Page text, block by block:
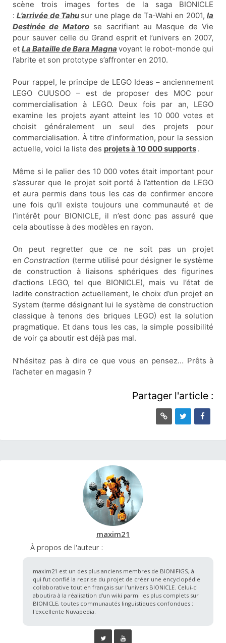
scène trois images fortes de la saga BIONICLE
:L’arrivée de Tahu sur une plage de Ta-Wahi en 2001,la
Destinée de Matorose sacrifiant au Masque de Vie
pour sauver celle du Grand esprit et l’univers en 2007,
et La Bataille de Bara Magna voyant le robot-monde qui
l’abrite et son prototype s’affronter en 2010.
Pour rappel, le principe de LEGO Ideas – anciennement
LEGO CUUSOO – est de proposer des MOC pour
commercialisation à LEGO. Deux fois par an, LEGO
examine les projets ayant atteint les 10 000 votes et
choisit généralement un seul des projets pour
commercialisation. À titre d’information, pour la session
actuelle, voici la liste des projets à 10 000 supports .
Même si le palier des 10 000 votes était important pour
s’assurer que le projet soit porté à l’attention de LEGO
et aura permis dans tous les cas de confirmer encore
une fois qu’il existe toujours une communauté et de
l’intérêt pour BIONICLE, il n’est donc pas assuré que
cela aboutisse à des modèles en rayon.
On peut regretter que ce ne soit pas un projet
en Constraction (terme utilisé pour désigner le système
de construction à liaisons sphériques des figurines
d’actions LEGO, tel que BIONICLE), mais vu l’état de
ladite constraction actuellement, le choix d’un projet en
System (terme désignant lui le système de construction
classique à tenons des briques LEGO) est la solution
pragmatique. Et dans tous les cas, la simple possibilité
de voir ça aboutir est déjà pas mal.
N’hésitez pas à dire ce que vous en pensez… Prêts à
l’acheter en magasin ?
Partager l'article :
À propos de l'auteur :
maxim21 est un des plus anciens membres de BIONIFIGS, à
qui fut confié la reprise du projet de créer une encyclopédie
collaborative tout en français sur l'univers BIONICLE. Celui-ci
aboutira à la réalisation d'un wiki parmi les plus complets sur
BIONICLE, toutes communautés linguistiques confondues :
l'excellente Nuvapedia.
maxim21